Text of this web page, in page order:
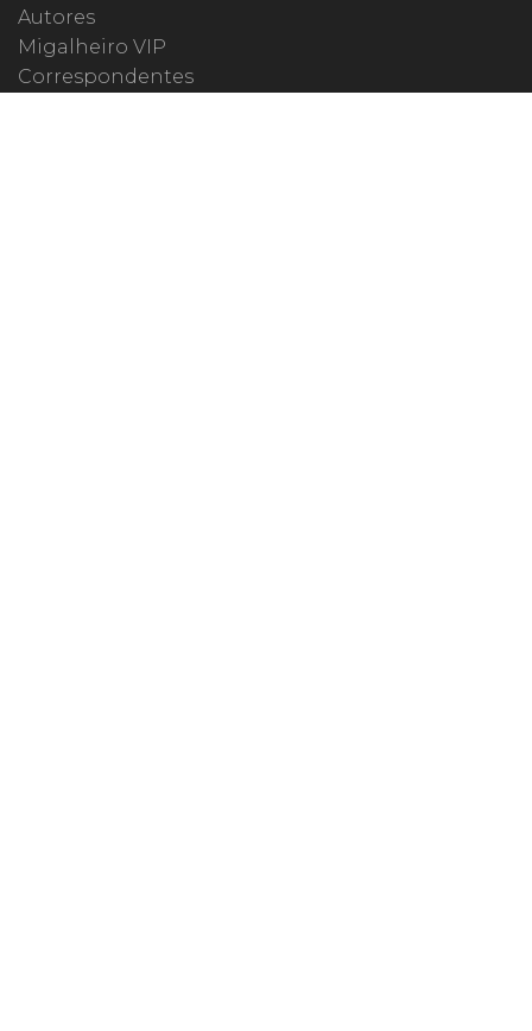
Autores
Migalheiro VIP
Correspondentes